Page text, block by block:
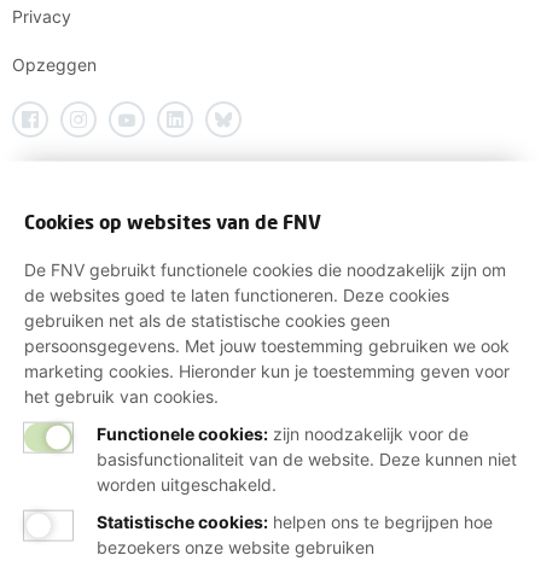
Privacy
Opzeggen
Cookies op websites van de FNV
De FNV gebruikt functionele cookies die noodzakelijk zijn om
de websites goed te laten functioneren. Deze cookies
gebruiken net als de statistische cookies geen
persoonsgegevens. Met jouw toestemming gebruiken we ook
marketing cookies. Hieronder kun je toestemming geven voor
het gebruik van cookies.
Functionele cookies: zijn noodzakelijk voor de
basisfunctionaliteit van de website. Deze kunnen niet
worden uitgeschakeld.
Statistische cookies: helpen ons te begrijpen hoe
bezoekers onze website gebruiken